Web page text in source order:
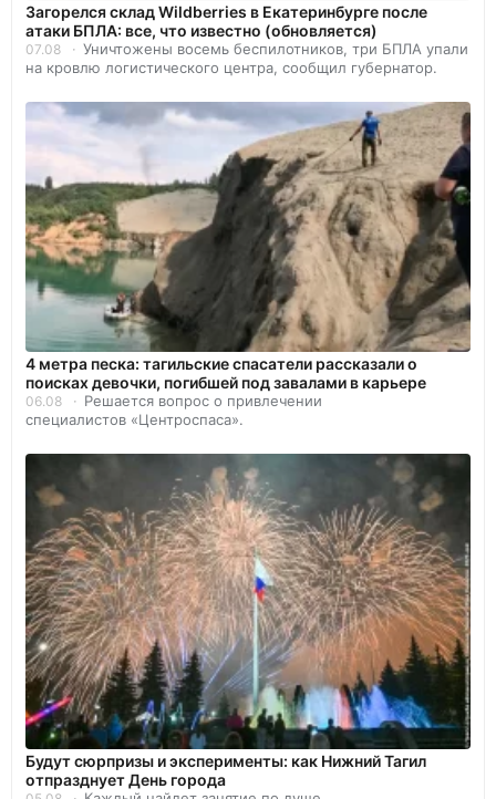
Загорелся склад Wildberries в Екатеринбурге после
атаки БПЛА: все, что известно (обновляется)
07.08
Уничтожены восемь беспилотников, три БПЛА упали
на кровлю логистического центра, сообщил губернатор.
4 метра песка: тагильские спасатели рассказали о
поисках девочки, погибшей под завалами в карьере
06.08
Решается вопрос о привлечении
специалистов «Центроспаса».
Будут сюрпризы и эксперименты: как Нижний Тагил
отпразднует День города